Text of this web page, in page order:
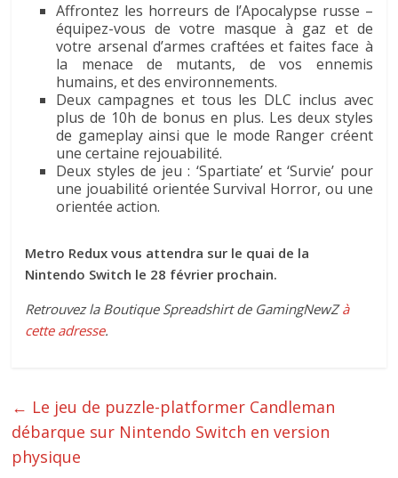
Affrontez les horreurs de l’Apocalypse russe –
équipez-vous de votre masque à gaz et de
votre arsenal d’armes craftées et faites face à
la menace de mutants, de vos ennemis
humains, et des environnements.
Deux campagnes et tous les DLC inclus avec
plus de 10h de bonus en plus. Les deux styles
de gameplay ainsi que le mode Ranger créent
une certaine rejouabilité.
Deux styles de jeu : ‘Spartiate’ et ‘Survie’ pour
une jouabilité orientée Survival Horror, ou une
orientée action.
Metro Redux vous attendra sur le quai de la
Nintendo Switch le 28 février prochain.
Retrouvez la Boutique Spreadshirt de GamingNewZà
cette adresse.
← Le jeu de puzzle-platformer Candleman
débarque sur Nintendo Switch en version
physique